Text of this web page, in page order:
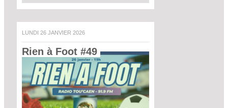
LUNDI 26 JANVIER 2026
Rien à Foot #49